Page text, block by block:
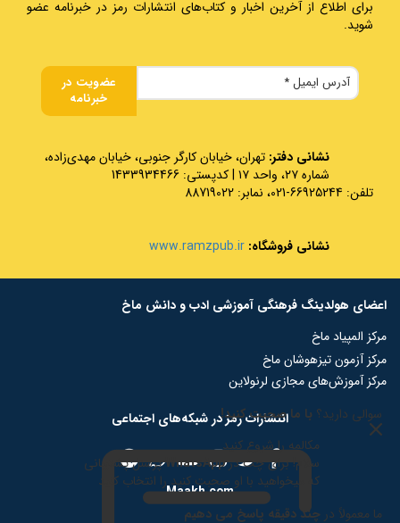
برای اطلاع از آخرین اخبار و کتاب‌های انتشارات رمز در خبرنامه عضو
شوید.
نشانی دفتر: تهران، خیابان کارگر جنوبی، خیابان مهدی‌زاده،
شماره ۲۷، واحد ۱۷ | کدپستی: 1433934466
تلفن: 66925244-021، نمابر: 88719022
نشانی فروشگاه: www.ramzpub.ir
اعضای هولدینگ فرهنگی آموزشی ادب و دانش ماخ
مرکز المپیاد ماخ
مرکز آزمون تیزهوشان ماخ
مرکز آموزش‌های مجازی لرنولاین
انتشارات رمز در شبکه‌‌های اجتماعی
Maakh.com
سوالی دارید؟ با ما صحبت کنید!
مکالمه را شروع کنید
سلام! برای چت درWhatsAppپرسنل پشتیبانی
که میخواهید با او صحبت کنید را انتخاب کنید
ما معمولاً در چند دقیقه پاسخ می دهیم